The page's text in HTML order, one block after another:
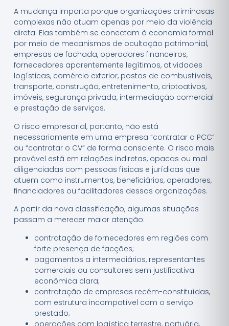
A mudança importa porque organizações criminosas
complexas não atuam apenas por meio da violência
direta. Elas também se conectam à economia formal
por meio de mecanismos de ocultação patrimonial,
empresas de fachada, operadores financeiros,
fornecedores aparentemente legítimos, atividades
logísticas, comércio exterior, postos de combustíveis,
transporte, construção, entretenimento, criptoativos,
imóveis, segurança privada, intermediação comercial
e prestação de serviços.
O risco empresarial, portanto, não está
necessariamente em uma empresa “contratar o PCC”
ou “contratar o CV” de forma consciente. O risco mais
provável está em relações indiretas, opacas ou mal
diligenciadas com pessoas físicas e jurídicas que
atuem como instrumentos, beneficiários, operadores,
financiadores ou facilitadores dessas organizações.
A partir da nova classificação, algumas situações
passam a merecer maior atenção:
contratação de fornecedores em regiões com
forte presença de facções;
pagamentos a intermediários, representantes
comerciais ou consultores sem justificativa
econômica clara;
contratação de empresas recém-constituídas,
com estrutura incompatível com o serviço
prestado;
operações com logística terrestre, portuária,